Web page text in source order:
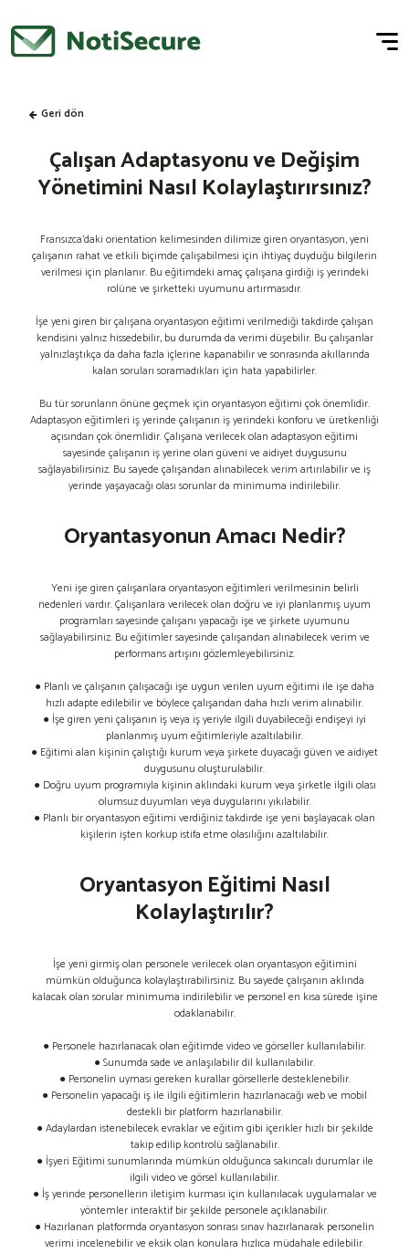
Geri dön
Çalışan Adaptasyonu ve Değişim
Yönetimini Nasıl Kolaylaştırırsınız?
Fransızca’daki orientation kelimesinden dilimize giren oryantasyon, yeni
çalışanın rahat ve etkili biçimde çalışabilmesi için ihtiyaç duyduğu bilgilerin
verilmesi için planlanır. Bu eğitimdeki amaç çalışana girdiği iş yerindeki
rolüne ve şirketteki uyumunu artırmasıdır.
İşe yeni giren bir çalışana oryantasyon eğitimi verilmediği takdirde çalışan
kendisini yalnız hissedebilir, bu durumda da verimi düşebilir. Bu çalışanlar
yalnızlaştıkça da daha fazla içlerine kapanabilir ve sonrasında akıllarında
kalan soruları soramadıkları için hata yapabilirler.
Bu tür sorunların önüne geçmek için oryantasyon eğitimi çok önemlidir.
Adaptasyon eğitimleri iş yerinde çalışanın iş yerindeki konforu ve üretkenliği
açısından çok önemlidir. Çalışana verilecek olan adaptasyon eğitimi
sayesinde çalışanın iş yerine olan güveni ve aidiyet duygusunu
sağlayabilirsiniz. Bu sayede çalışandan alınabilecek verim artırılabilir ve iş
yerinde yaşayacağı olası sorunlar da minimuma indirilebilir.
Oryantasyonun Amacı Nedir?
Yeni işe giren çalışanlara oryantasyon eğitimleri verilmesinin belirli
nedenleri vardır. Çalışanlara verilecek olan doğru ve iyi planlanmış uyum
programları sayesinde çalışanı yapacağı işe ve şirkete uyumunu
sağlayabilirsiniz. Bu eğitimler sayesinde çalışandan alınabilecek verim ve
performans artışını gözlemleyebilirsiniz.
● Planlı ve çalışanın çalışacağı işe uygun verilen uyum eğitimi ile işe daha
hızlı adapte edilebilir ve böylece çalışandan daha hızlı verim alınabilir.
● İşe giren yeni çalışanın iş veya iş yeriyle ilgili duyabileceği endişeyi iyi
planlanmış uyum eğitimleriyle azaltılabilir.
● Eğitimi alan kişinin çalıştığı kurum veya şirkete duyacağı güven ve aidiyet
duygusunu oluşturulabilir.
● Doğru uyum programıyla kişinin aklındaki kurum veya şirketle ilgili olası
olumsuz duyumları veya duygularını yıkılabilir.
● Planlı bir oryantasyon eğitimi verdiğiniz takdirde işe yeni başlayacak olan
kişilerin işten korkup istifa etme olasılığını azaltılabilir.
Oryantasyon Eğitimi Nasıl
Kolaylaştırılır?
İşe yeni girmiş olan personele verilecek olan oryantasyon eğitimini
mümkün olduğunca kolaylaştırabilirsiniz. Bu sayede çalışanın aklında
kalacak olan sorular minimuma indirilebilir ve personel en kısa sürede işine
odaklanabilir.
● Personele hazırlanacak olan eğitimde video ve görseller kullanılabilir.
● Sunumda sade ve anlaşılabilir dil kullanılabilir.
● Personelin uyması gereken kurallar görsellerle desteklenebilir.
● Personelin yapacağı iş ile ilgili eğitimlerin hazırlanacağı web ve mobil
destekli bir platform hazırlanabilir.
● Adaylardan istenebilecek evraklar ve eğitim gibi içerikler hızlı bir şekilde
takip edilip kontrolü sağlanabilir.
● İşyeri Eğitimi sunumlarında mümkün olduğunca sakıncalı durumlar ile
ilgili video ve görsel kullanılabilir.
● İş yerinde personellerin iletişim kurması için kullanılacak uygulamalar ve
yöntemler interaktif bir şekilde personele açıklanabilir.
● Hazırlanan platformda oryantasyon sonrası sınav hazırlanarak personelin
verimi incelenebilir ve eksik olan konulara hızlıca müdahale edilebilir.